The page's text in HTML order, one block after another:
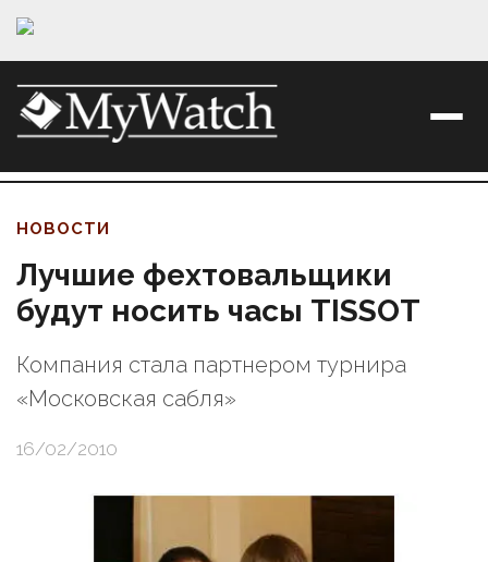
НОВОСТИ
Лучшие фехтовальщики
будут носить часы TISSOT
Компания стала партнером турнира
«Московская сабля»
16/02/2010